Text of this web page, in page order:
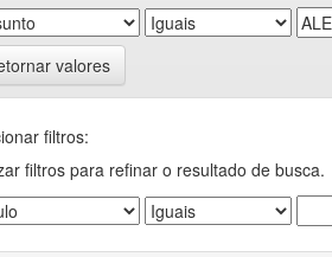
valores
filtros:
filtros para refinar o resultado de busca.